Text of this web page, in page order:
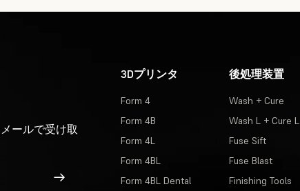
ールで受け取
サインアップ
3Dプリンタ
Form 4
Form 4B
Form 4L
Form 4BL
Form 4BL Dental
後処理装置
Wash + Cure
Wash L + Cure L
Fuse Sift
Fuse Blast
Finishing Tools